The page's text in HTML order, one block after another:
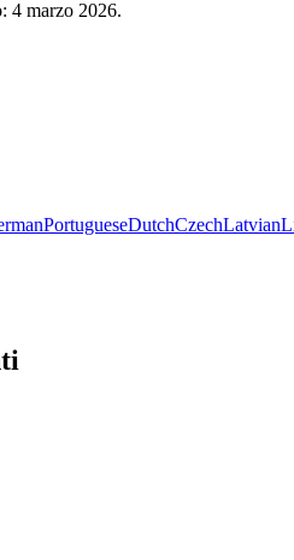
4 marzo 2026.
PortugueseDutchCzechLatvian